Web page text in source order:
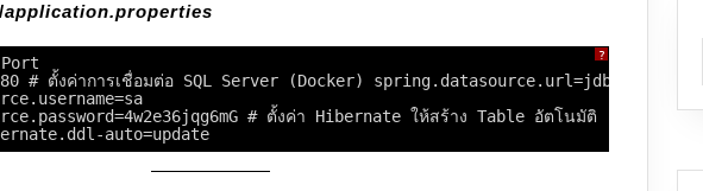
application.properties
?
# ตั้งค่าการเชื่อมต่อ SQL Server (Docker)
# ตั้งค่า Hibernate ให้สร้าง Table อัตโนมัติ
auto=update